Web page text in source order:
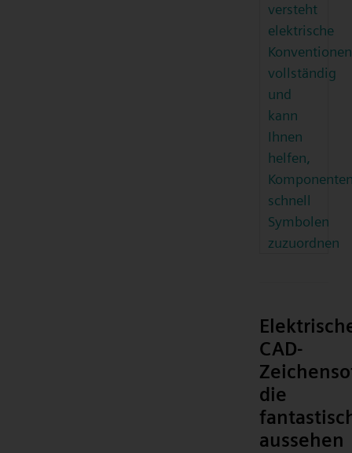
versteht
elektrische
Konventionen
vollständig
und
kann
Ihnen
helfen,
schnell
Symbolen
zuzuordnen
CAD-
die
aussehen